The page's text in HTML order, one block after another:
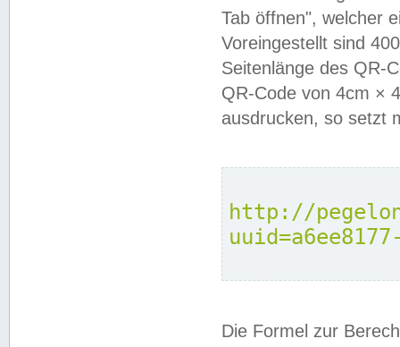
Tab öffnen", welcher
Voreingestellt sind
Seitenlänge des QR-
QR-Code von 4cm ×
ausdrucken, so setzt
http://
Die Formel zur